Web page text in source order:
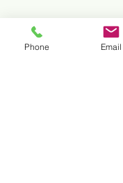
Phone Email